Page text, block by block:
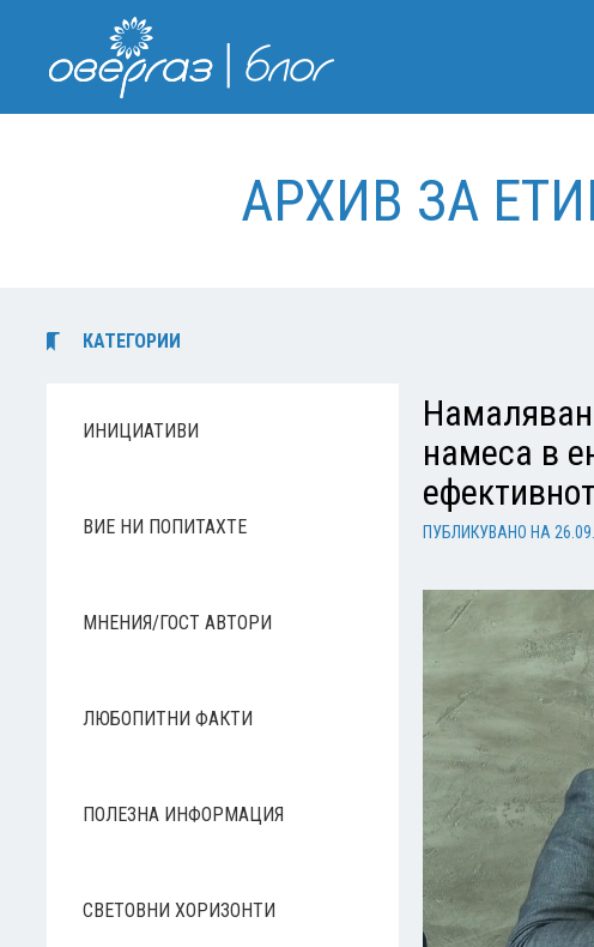
АРХИВ ЗА
КАТЕГОРИИ
ИНИЦИАТИВИ
ВИЕ НИ ПОПИТАХТЕ
МНЕНИЯ/ГОСТ АВТОРИ
ЛЮБОПИТНИ ФАКТИ
ПОЛЕЗНА ИНФОРМАЦИЯ
СВЕТОВНИ ХОРИЗОНТИ
намеса в
ПУБЛИКУВАНО НА